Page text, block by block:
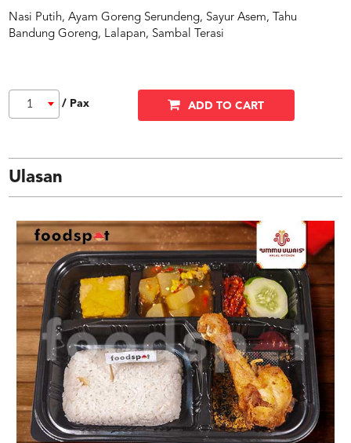
Nasi Putih, Ayam Goreng Serundeng, Sayur Asem, Tahu
Bandung Goreng, Lalapan, Sambal Terasi
1 / Pax ADD TO CART
Ulasan